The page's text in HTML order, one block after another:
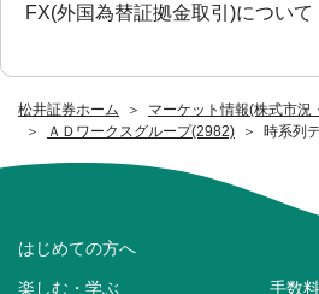
松井証券ホーム
マーケット情報(株式市況
ＡＤワークスグループ(2982)
時系列
FX(外国為替証拠金取引)について
はじめての方へ
楽しむ・学ぶ 手数料